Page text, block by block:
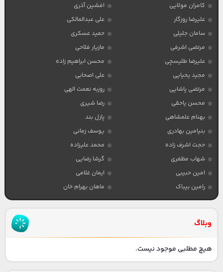
کامران مولایی
افشین آذری
علیرضا روزگار
علی عبدالمالکی
سامان جلیلی
حمید عسکری
مرتضی اشرفی
مازیار فلاحی
علیرضا طلیسچی
محسن ابراهیم زاده
مجید یحیایی
علی اصحابی
مرتضی پاشایی
روزبه نعمت الهی
محسن یاحقی
رضا شیری
بهنام علمشاهی
پازل بند
بنیامین بهادری
یوسف زمانی
حجت اشرف زاده
محمد علیزاده
شهاب مظفری
گرشا رضایی
امین حبیبی
ایمان غلامی
رامین بیباک
ماهان بهرام خان
وبلاگ
هیچ مطلبی موجود نیست.